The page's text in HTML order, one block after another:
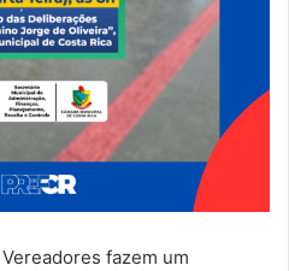
fazem um